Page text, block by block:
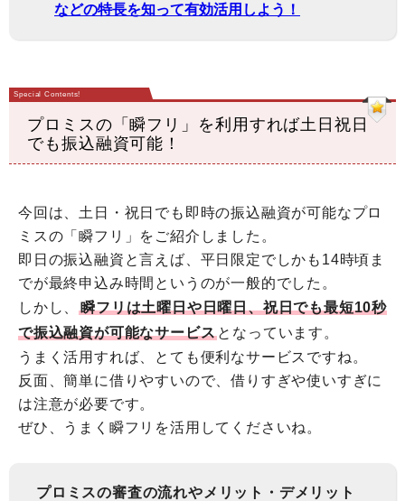
などの特長を知って有効活用しよう！
プロミスの「瞬フリ」を利用すれば土日祝日
でも振込融資可能！
今回は、土日・祝日でも即時の振込融資が可能なプロ
ミスの「瞬フリ」をご紹介しました。
即日の振込融資と言えば、平日限定でしかも14時頃ま
でが最終申込み時間というのが一般的でした。
しかし、瞬フリは土曜日や日曜日、祝日でも最短10秒
で振込融資が可能なサービス となっています。
うまく活用すれば、とても便利なサービスですね。
反面、簡単に借りやすいので、借りすぎや使いすぎに
は注意が必要です。
ぜひ、うまく瞬フリを活用してくださいね。
プロミスの審査の流れやメリット・デメリット